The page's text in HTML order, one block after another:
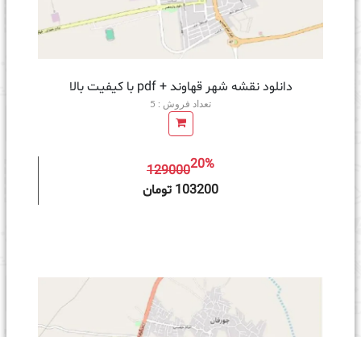
دانلود نقشه شهر قهاوند + pdf با کیفیت بالا
تعداد فروش : 5
12900020%
103200 تومان